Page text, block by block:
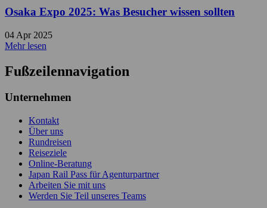
Osaka Expo 2025: Was Besucher wissen sollten
04 Apr 2025
Mehr lesen
Fußzeilennavigation
Unternehmen
Kontakt
Über uns
Rundreisen
Reiseziele
Online-Beratung
Japan Rail Pass für Agenturpartner
Arbeiten Sie mit uns
Werden Sie Teil unseres Teams